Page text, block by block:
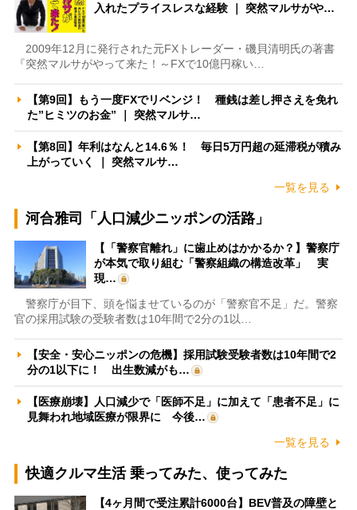
入れたプライスレスな経験 ｜ 突然マルサがや…
2009年12月に発行された元FXトレーダー・磯貝清明氏の著書
『突然マルサがやって来た！～FXで10億円稼い…
【第9回】もう一度FXでリベンジ！ 種銭は差し押さえを免れ
た”ヒミツのお金” ｜ 突然マルサ…
【第8回】年利はなんと14.6％！ 毎日5万円超の延滞税が積み
上がっていく ｜ 突然マルサ…
一覧を見る
河合雅司「人口減少ニッポンの活路」
【「警察官離れ」に歯止めはかかるか？】警察庁
が本気で取り組む「警察組織の構造改革」 実
現…
警察庁が目下、頭を悩ませているのが「警察官不足」だ。警察
官の採用試験の受験者数は10年間で2分の1以…
【安全・安心ニッポンの危機】採用試験受験者数は10年間で2
分の1以下に！ 出生数減がも…
【医療崩壊】人口減少で「医師不足」に加えて「患者不足」に
見舞われ地域医療が限界に 今後…
一覧を見る
快適クルマ生活 乗ってみた、使ってみた
【4ヶ月間で受注累計6000台】BEV普及の障壁と